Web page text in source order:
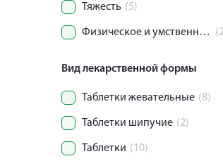
Тяжесть (5)
Физическое и умственное напряжение
Вид лекарственной формы
Таблетки жевательные (8)
Таблетки шипучие (2)
Таблетки (10)